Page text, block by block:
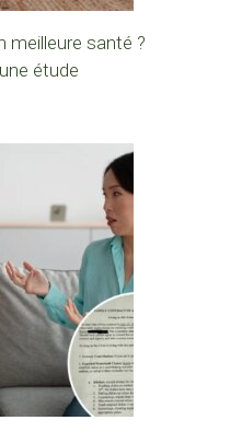
meilleure santé ?
étude